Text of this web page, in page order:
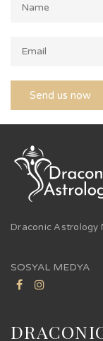
Draconic Astrology
SOSYAL MEDYA